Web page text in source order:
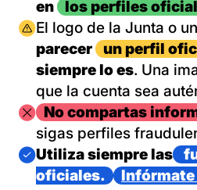
en
los perfiles
Imagen
El logo de la Junta o
parecer
un perfil
siempre lo es. Una
que la cuenta sea
ImagenNo compartas
sigas perfiles
Imagen
Utiliza siempre las
oficiales.
Infórmate